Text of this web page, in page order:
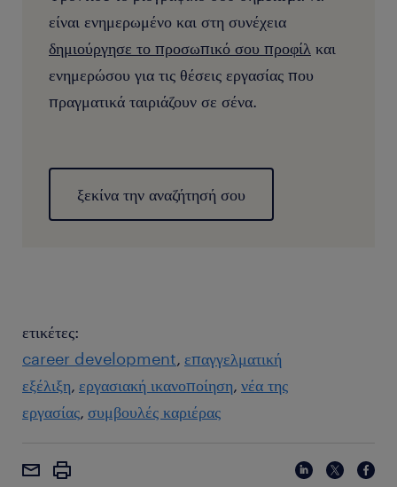
είναι ενημερωμένο και στη συνέχεια
δημιούργησε το προσωπικό σου προφίλ και
ενημερώσου για τις θέσεις εργασίας που
πραγματικά ταιριάζουν σε σένα.
ξεκίνα την αναζήτησή σου
ετικέτες:
career development επαγγελματική
εξέλιξη εργασιακή ικανοποίηση νέα της
εργασίας συμβουλές καριέρας